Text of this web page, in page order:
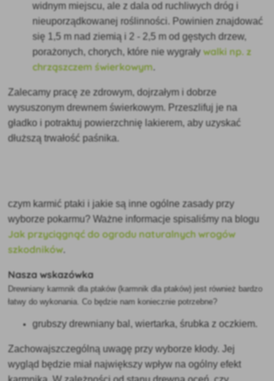
widnym miejscu, ale z dala od ruchliwych dróg i
nieuporządkowanej roślinności. Powinien znajdować
się 1,5 m nad ziemią i 2 - 2,5 m od gęstych drzew,
porażonych, chorych, które nie wygraływalki np. z
chrząszczem świerkowym.
Zalecamy pracę ze zdrowym, dojrzałym i dobrze
wysuszonym drewnem świerkowym. Przeszlifuj je na
gładko i potraktuj powierzchnię lakierem, aby uzyskać
dłuższą trwałość paśnika.
czym karmić ptaki i jakie są inne ogólne zasady przy
wyborze pokarmu? Ważne informacje spisaliśmy na blogu
Jak przyciągnąć do ogrodu naturalnych wrogów
szkodników.
Nasza wskazówka
Drewniany karmnik dla ptaków (karmnik dla ptaków) jest również bardzo
łatwy do wykonania. Co będzie nam koniecznie potrzebne?
grubszy drewniany bal, wiertarka, śrubka z oczkiem.
Zachowajszczególną uwagę przy wyborze kłody. Jej
wygląd będzie miał największy wpływ na ogólny efekt